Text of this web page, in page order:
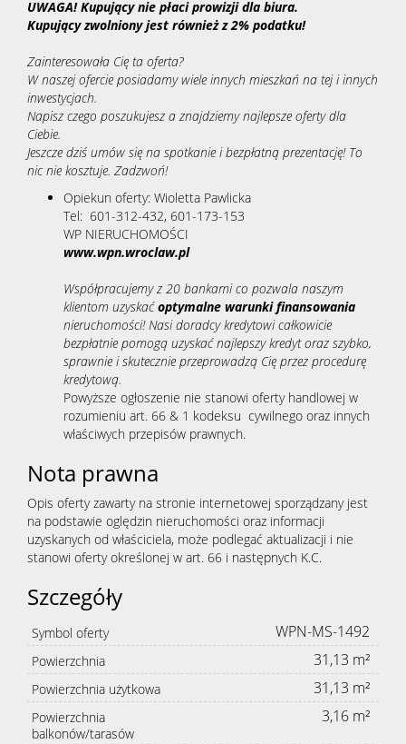
UWAGA! Kupujący nie płaci prowizji dla biura.
Kupujący zwolniony jest również z 2% podatku!
Zainteresowała Cię ta oferta?
W naszej ofercie posiadamy wiele innych mieszkań na tej i innych
inwestycjach.
Napisz czego poszukujesz a znajdziemy najlepsze oferty dla
Ciebie.
Jeszcze dziś umów się na spotkanie i bezpłatną prezentację! To
nic nie kosztuje. Zadzwoń!
Opiekun oferty: Wioletta Pawlicka
Tel: 601-312-432, 601-173-153
WP NIERUCHOMOŚCI
www.wpn.wroclaw.pl
Współpracujemy z 20 bankami co pozwala naszym
klientom uzyskaćoptymalne warunki finansowania
nieruchomości! Nasi doradcy kredytowi całkowicie
bezpłatnie pomogą uzyskać najlepszy kredyt oraz szybko,
sprawnie i skutecznie przeprowadzą Cię przez procedurę
kredytową.
Powyższe ogłoszenie nie stanowi oferty handlowej w
rozumieniu art. 66 & 1 kodeksu cywilnego oraz innych
właściwych przepisów prawnych.
Nota prawna
Opis oferty zawarty na stronie internetowej sporządzany jest
na podstawie oględzin nieruchomości oraz informacji
uzyskanych od właściciela, może podlegać aktualizacji i nie
stanowi oferty określonej w art. 66 i następnych K.C.
Szczegóły
Symbol oferty WPN-MS-1492
Powierzchnia 31,13 m²
Powierzchnia użytkowa 31,13 m²
Powierzchnia
balkonów/tarasów
3,16 m²